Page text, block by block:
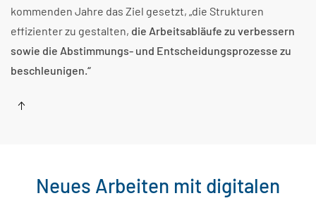
kommenden Jahre das Ziel gesetzt, „die Strukturen
effizienter zu gestalten, die Arbeitsabläufe zu verbessern
sowie die Abstimmungs- und Entscheidungsprozesse zu
beschleunigen.“
Neues Arbeiten mit digitalen